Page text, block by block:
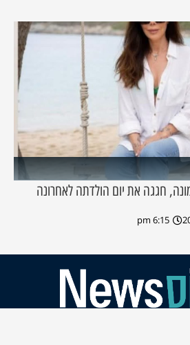
חגגה את יום הולדתה לאחרונה
6:15 pm
עלה למעלה